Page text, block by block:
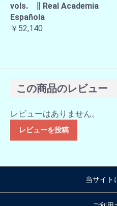
vols. ∥ Real Academia
Española
￥52,140
この商品のレビュー
レビューはありません。
レビューを投稿
当サイト